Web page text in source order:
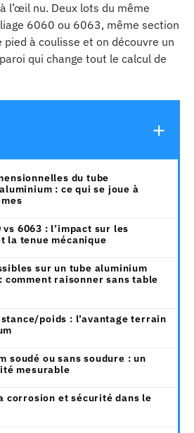
l’œil nu. Deux lots du même
6060 ou 6063, même section
pied à coulisse et on découvre un
qui change tout le calcul de
du tube
: ce qui se joue à
6063 : l’impact sur les
la tenue mécanique
sur un tube aluminium
comment raisonner sans table
poids : l’avantage terrain
soudé ou sans soudure : un
mesurable
corrosion et sécurité dans le